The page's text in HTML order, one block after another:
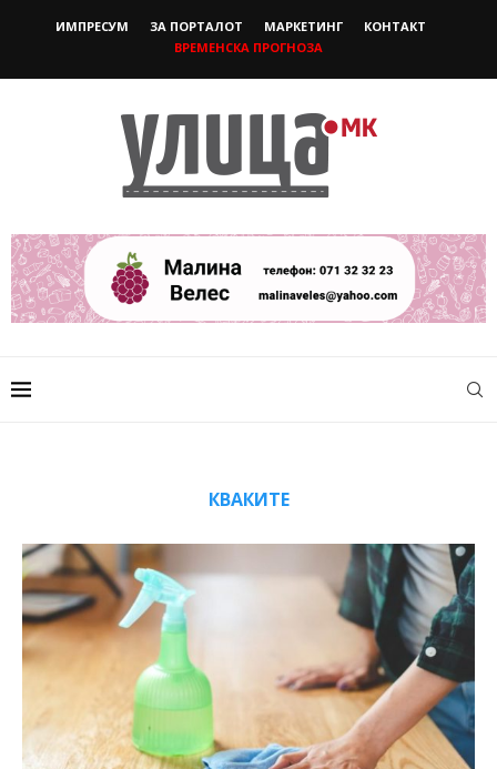
ИМПРЕСУМ ЗА ПОРТАЛОТ МАРКЕТИНГ
КОНТАКТ
ВРЕМЕНСКА ПРОГНОЗА
КВАКИТЕ